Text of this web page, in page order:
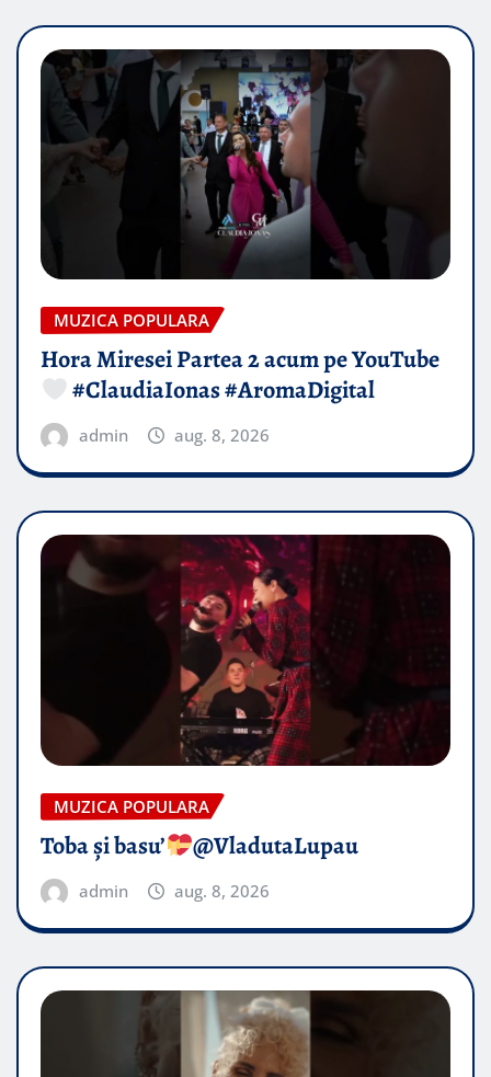
MUZICA POPULARA
Hora Miresei Partea 2 acum pe YouTube
#ClaudiaIonas #AromaDigital
admin aug. 8, 2026
MUZICA POPULARA
Toba și basu’ @VladutaLupau
admin aug. 8, 2026